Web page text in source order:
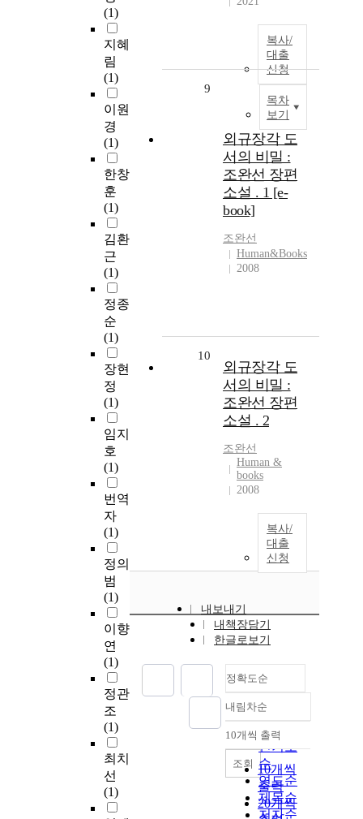
(1)
지혜
림
(1)
이원
경
(1)
한창
훈
(1)
김환
근
(1)
정종
순
(1)
장현
정
(1)
임지
호
(1)
번역
자
(1)
정의
범
(1)
이향
연
(1)
정관
조
(1)
최치
선
(1)
복사/
대출
신청
목차
보기
9
외규장각 도
서의 비밀 :
조완선 장편
소설 . 1 [e-
book]
조완선
Human&Books
2008
10
외규장각 도
서의 비밀 :
조완선 장편
소설 . 2
조완선
Human &
books
2008
복사/
대출
신청
내보내기
내책장담기
한글로보기
정확도순
정확도
순
인기도
순
연도순
제목순
저자순
내림차순
내림차순
10개씩 출력
10개씩
출력
20개씩
조회